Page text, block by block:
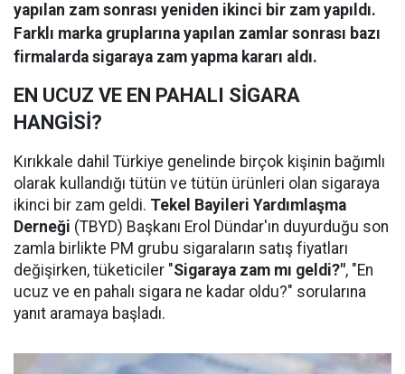
yapılan zam sonrası yeniden ikinci bir zam yapıldı.
Farklı marka gruplarına yapılan zamlar sonrası bazı
firmalarda sigaraya zam yapma kararı aldı.
EN UCUZ VE EN PAHALI SİGARA
HANGİSİ?
Kırıkkale dahil Türkiye genelinde birçok kişinin bağımlı
olarak kullandığı tütün ve tütün ürünleri olan sigaraya
ikinci bir zam geldi. Tekel Bayileri Yardımlaşma
Derneği (TBYD) Başkanı Erol Dündar'ın duyurduğu son
zamla birlikte PM grubu sigaraların satış fiyatları
değişirken, tüketiciler "Sigaraya zam mı geldi?", "En
ucuz ve en pahalı sigara ne kadar oldu?" sorularına
yanıt aramaya başladı.